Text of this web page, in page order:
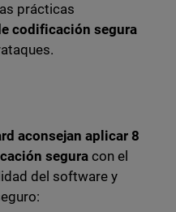
prácticas
codificación segura
aconsejan aplicar 8
segura con el
del software y